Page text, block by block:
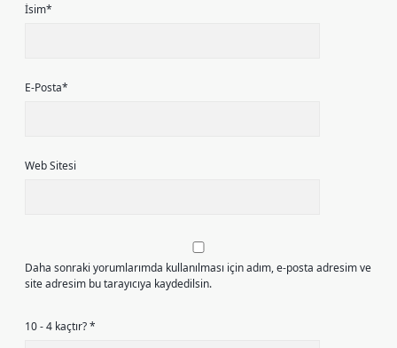
İsim*
E-Posta*
Web Sitesi
Daha sonraki yorumlarımda kullanılması için adım, e-posta adresim ve
site adresim bu tarayıcıya kaydedilsin.
10 - 4 kaçtır?*